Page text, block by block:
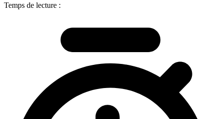
Temps de lecture :